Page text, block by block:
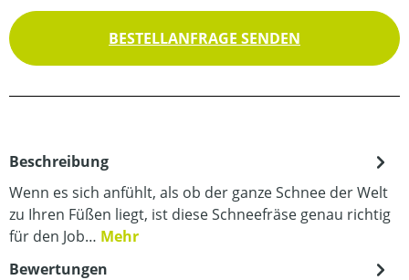
BESTELLANFRAGE SENDEN
Beschreibung
Wenn es sich anfühlt, als ob der ganze Schnee der Welt
zu Ihren Füßen liegt, ist diese Schneefräse genau richtig
für den Job… Mehr
Bewertungen